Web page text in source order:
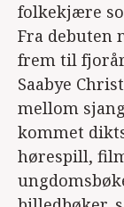
folkekjære
Fra debuten
frem til
Saabye
mellom
kommet
hørespill,